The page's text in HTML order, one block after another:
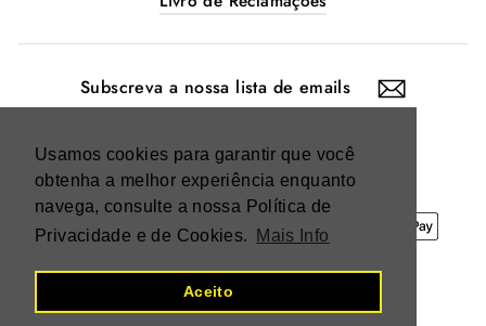
Usamos cookies para garantir que você
obtenha a melhor experiência enquanto
navega, consulte a nossa Política de
Privacidade e de Cookies.
Mais Info
Aceito
InstagramFacebook